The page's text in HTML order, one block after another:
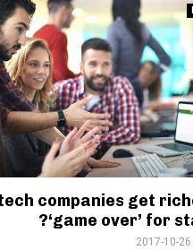
companies get
‘game over’ for
2017-10-26